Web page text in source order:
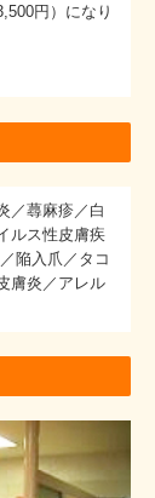
／蕁麻疹／白
ルス性皮膚疾
陥入爪／タコ
膚炎／アレル
円）になり